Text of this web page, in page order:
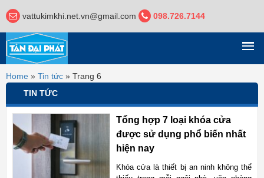
vattukimkhi.net.vn@gmail.com 098.726.7144
DANH MỤC
Home » Tin tức » Trang 6
TIN TỨC
Tổng hợp 7 loại khóa cửa
được sử dụng phổ biến nhất
hiện nay
Khóa cửa là thiết bị an ninh không thể